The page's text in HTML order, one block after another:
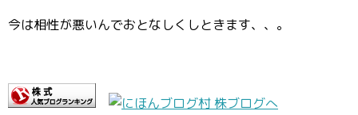
今は相性が悪いんでおとなしくしときます、、。